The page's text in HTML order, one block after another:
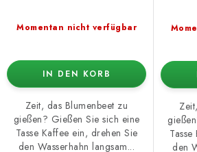
Momentan nicht verfügbar
IN DEN KORB
Zeit, das Blumenbeet zu
gießen? Gießen Sie sich eine
Tasse Kaffee ein, drehen Sie
den Wasserhahn langsam...
den